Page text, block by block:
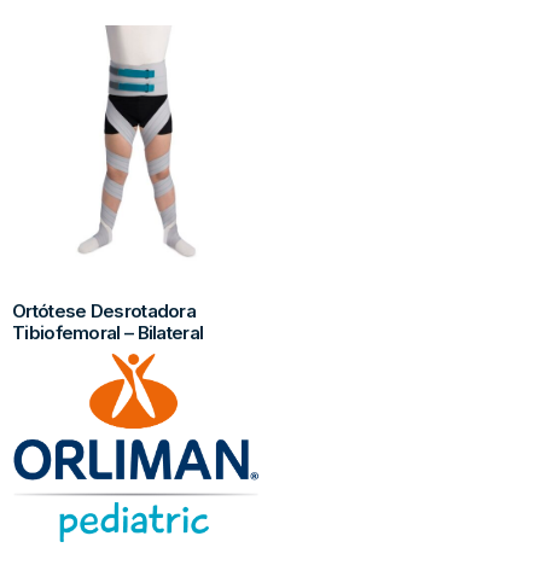
Ortótese Desrotadora
Tibiofemoral – Bilateral